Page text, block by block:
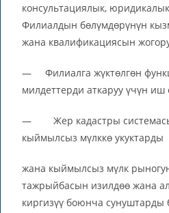
консультациялык,
Филиалдын бөлүмдөрүнүн
жана квалификациясын
— Филиалга жүктөлгөн
милдеттерди аткаруу үчүн иш
— Жер кадастры
кыймылсыз мүлккө укуктарды
жана кыймылсыз мүлк
тажрыйбасын изилдөө жана
киргизүү боюнча сунуштарды